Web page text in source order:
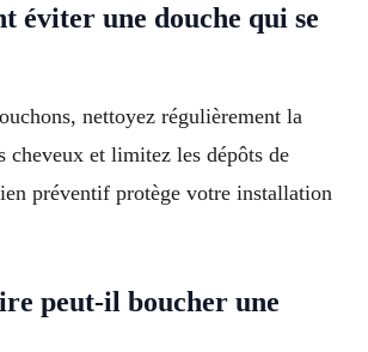
éviter une douche qui se
nettoyez régulièrement la
cheveux et limitez les dépôts de
préventif protège votre installation
peut-il boucher une